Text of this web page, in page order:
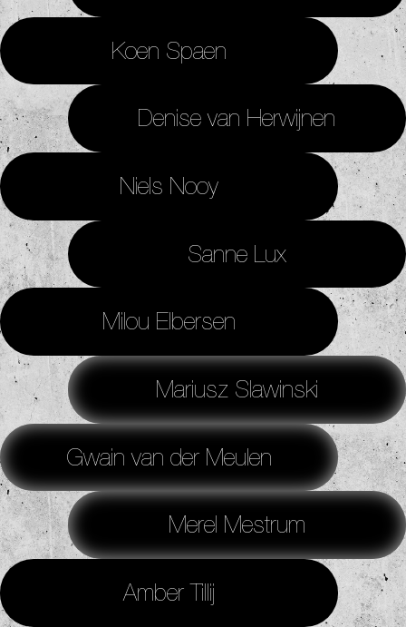
Koen Spaen
Denise van Herwijnen
Niels Nooy
Sanne Lux
Milou Elbersen
Mariusz Slawinski
Gwain van der Meulen
Merel Mestrum
Amber Tillij